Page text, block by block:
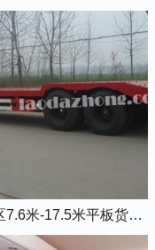
金山区7.6米-17.5米平板货车出租